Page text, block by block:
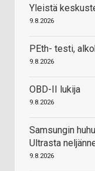
Yleistä
9.8.2026
PEth- testi,
9.8.2026
OBD-II lukija
9.8.2026
Samsungin
Ultrasta
9.8.2026